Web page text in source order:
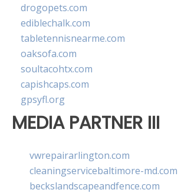
drogopets.com
ediblechalk.com
tabletennisnearme.com
oaksofa.com
soultacohtx.com
capishcaps.com
gpsyfl.org
MEDIA PARTNER III
vwrepairarlington.com
cleaningservicebaltimore-md.com
beckslandscapeandfence.com